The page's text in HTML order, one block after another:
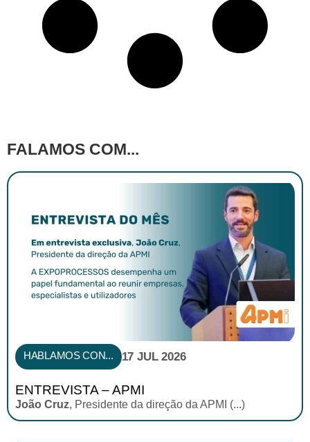
FALAMOS COM...
HABLAMOS CON... 17 JUL 2026
ENTREVISTA – APMI
João Cruz, Presidente da direção da APMI (...)